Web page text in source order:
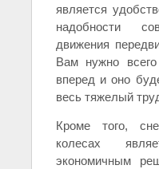
является
надобности
движения
Вам нужно
вперед и оно
весь тяжелый
Кроме того,
колесах
экономичным